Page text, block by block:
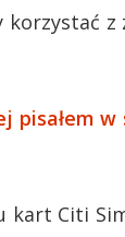
pisałem
kart Citi